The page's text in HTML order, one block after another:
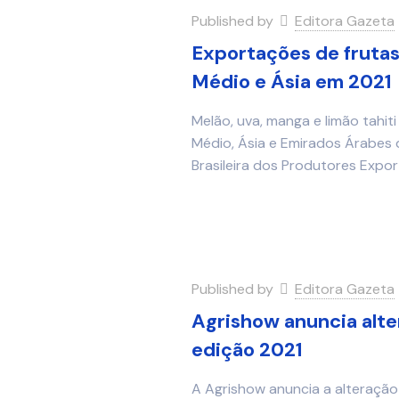
Published by Editora Gazeta
Exportações de
Médio e Ásia em 2021
Melão, uva, manga e limão
Médio, Ásia e Emirados
Brasileira dos Produtores
Published by Editora Gazeta
Agrishow anuncia
edição 2021
A Agrishow anuncia a